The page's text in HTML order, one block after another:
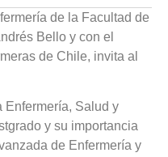
de la Facultad de
Bello y con el
de Chile, invita al
Enfermería, Salud y
y su importancia
de Enfermería y